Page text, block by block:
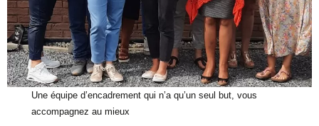
Une équipe d’encadrement qui n’a qu’un seul but, vous
accompagnez au mieux